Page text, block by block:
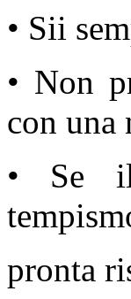
• Sii
• Non
con una
• Se il
pronta